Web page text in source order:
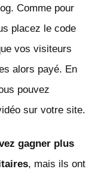
Comme pour
placez le code
vos visiteurs
alors payé. En
pouvez
sur votre site.
gagner plus
, mais ils ont